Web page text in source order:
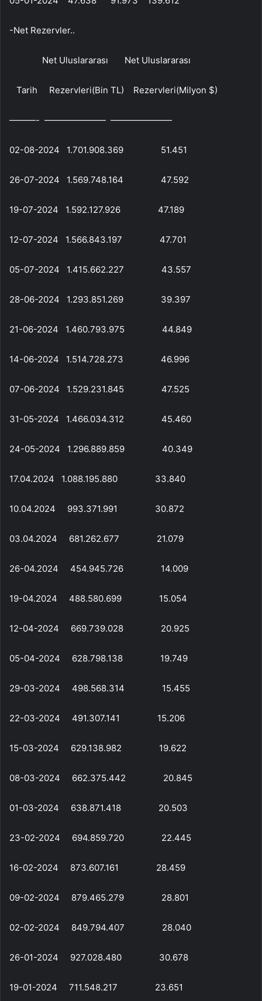
-Net Rezervler..
Net Uluslararası Net Uluslararası
Tarih Rezervleri(Bin TL) Rezervleri(Milyon $)
———- ——————— ———————
02-08-2024 1.701.908.369 51.451
26-07-2024 1.569.748.164 47.592
19-07-2024 1.592.127.926 47.189
12-07-2024 1.566.843.197 47.701
05-07-2024 1.415.662.227 43.557
28-06-2024 1.293.851.269 39.397
21-06-2024 1.460.793.975 44.849
14-06-2024 1.514.728.273 46.996
07-06-2024 1.529.231.845 47.525
31-05-2024 1.466.034.312 45.460
24-05-2024 1.296.889.859 40.349
17.04.2024 1.088.195.880 33.840
10.04.2024 993.371.991 30.872
03.04.2024 681.262.677 21.079
26-04.2024 454.945.726 14.009
19-04.2024 488.580.699 15.054
12-04-2024 669.739.028 20.925
05-04-2024 628.798.138 19.749
29-03-2024 498.568.314 15.455
22-03-2024 491.307.141 15.206
15-03-2024 629.138.982 19.622
08-03-2024 662.375.442 20.845
01-03-2024 638.871.418 20.503
23-02-2024 694.859.720 22.445
16-02-2024 873.607.161 28.459
09-02-2024 879.465.279 28.801
02-02-2024 849.794.407 28.040
26-01-2024 927.028.480 30.678
19-01-2024 711.548.217 23.651